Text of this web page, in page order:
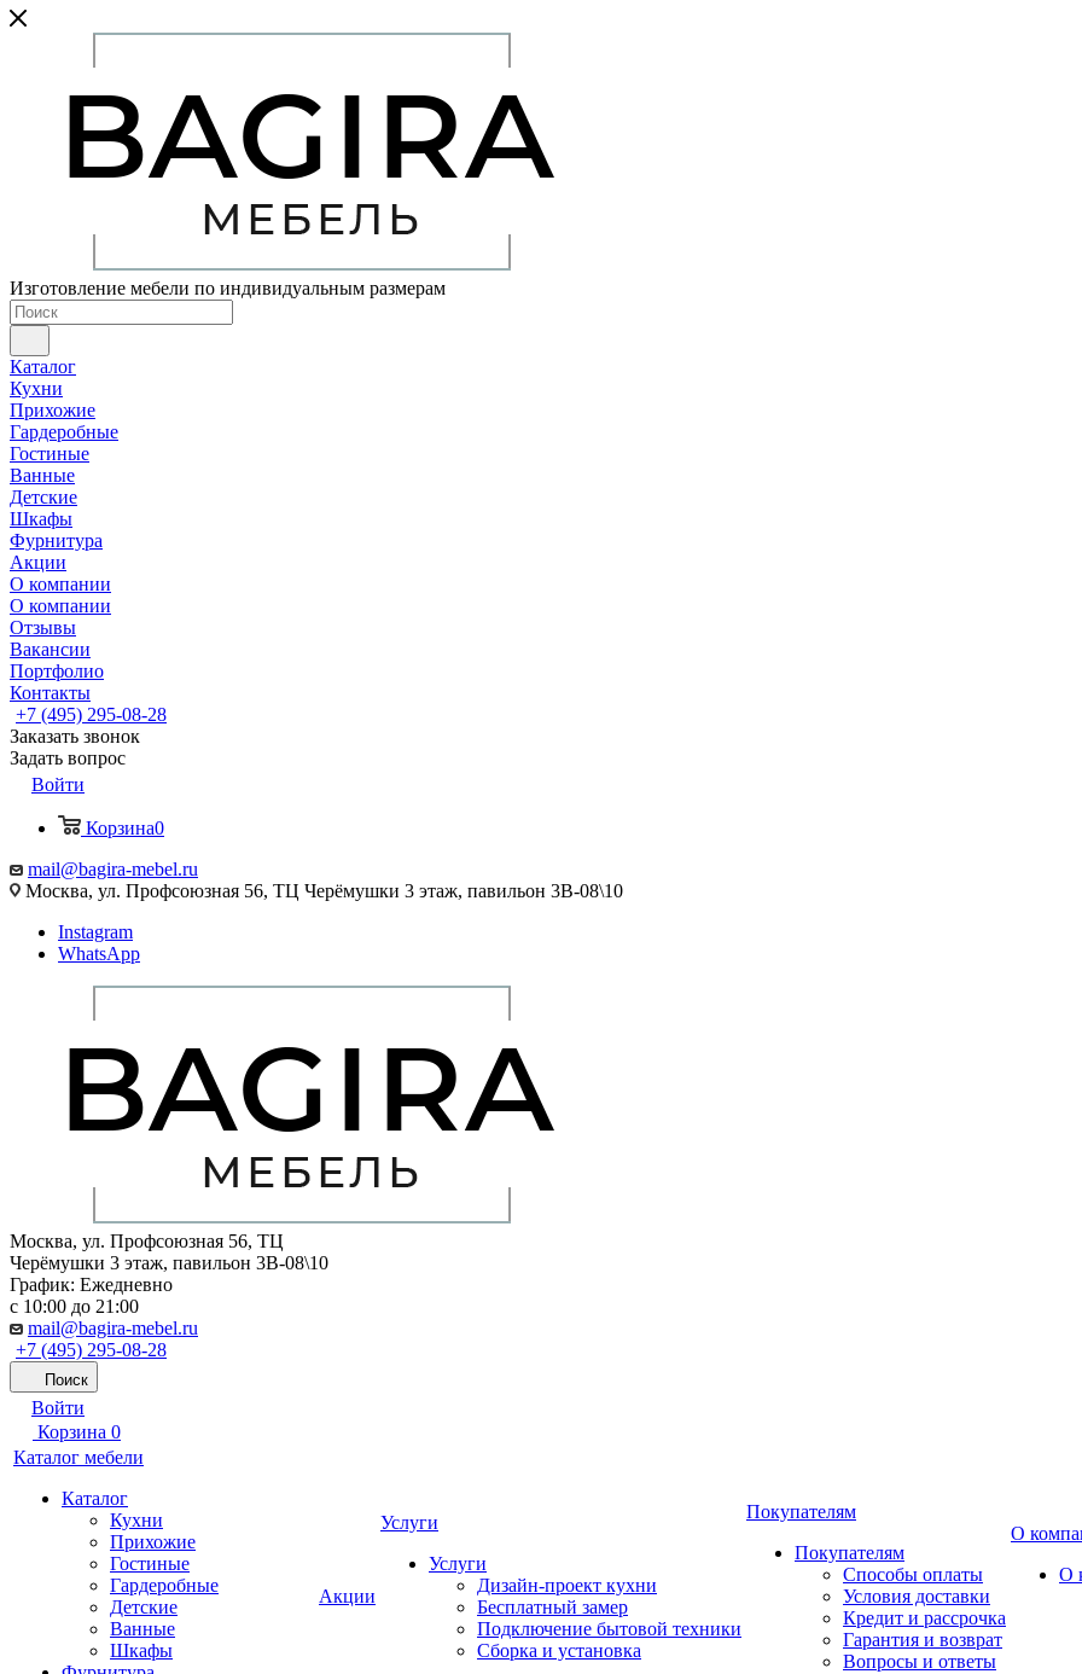
Изготовление мебели по индивидуальным размерам
Каталог
Кухни
Прихожие
Гардеробные
Гостиные
Ванные
Детские
Шкафы
Фурнитура
Акции
О компании
О компании
Отзывы
Вакансии
Портфолио
Контакты
+7 (495) 295-08-28
Заказать звонок
Задать вопрос
Войти
Корзина0
mail@bagira-mebel.ru
Москва, ул. Профсоюзная 56, ТЦ Черёмушки 3 этаж, павильон 3В-08\10
Instagram
WhatsApp
Москва, ул. Профсоюзная 56, ТЦ
Черёмушки 3 этаж, павильон 3В-08\10
График: Ежедневно
с 10:00 до 21:00
mail@bagira-mebel.ru
+7 (495) 295-08-28
Поиск
Войти
Корзина 0
Каталог мебели
Каталог
Кухни
Прихожие
Гостиные
Гардеробные
Детские
Ванные
Шкафы
Акции
Услуги
Услуги
Дизайн-проект кухни
Бесплатный замер
Подключение бытовой техники
Сборка и установка
Покупателям
Покупателям
Способы оплаты
Условия доставки
Кредит и рассрочка
Гарантия и возврат
Вопросы и ответы
О
О